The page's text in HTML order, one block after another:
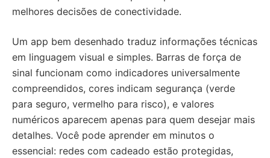
melhores decisões de conectividade.
Um app bem desenhado traduz informações técnicas
em linguagem visual e simples. Barras de força de
sinal funcionam como indicadores universalmente
compreendidos, cores indicam segurança (verde
para seguro, vermelho para risco), e valores
numéricos aparecem apenas para quem desejar mais
detalhes. Você pode aprender em minutos o
essencial: redes com cadeado estão protegidas,